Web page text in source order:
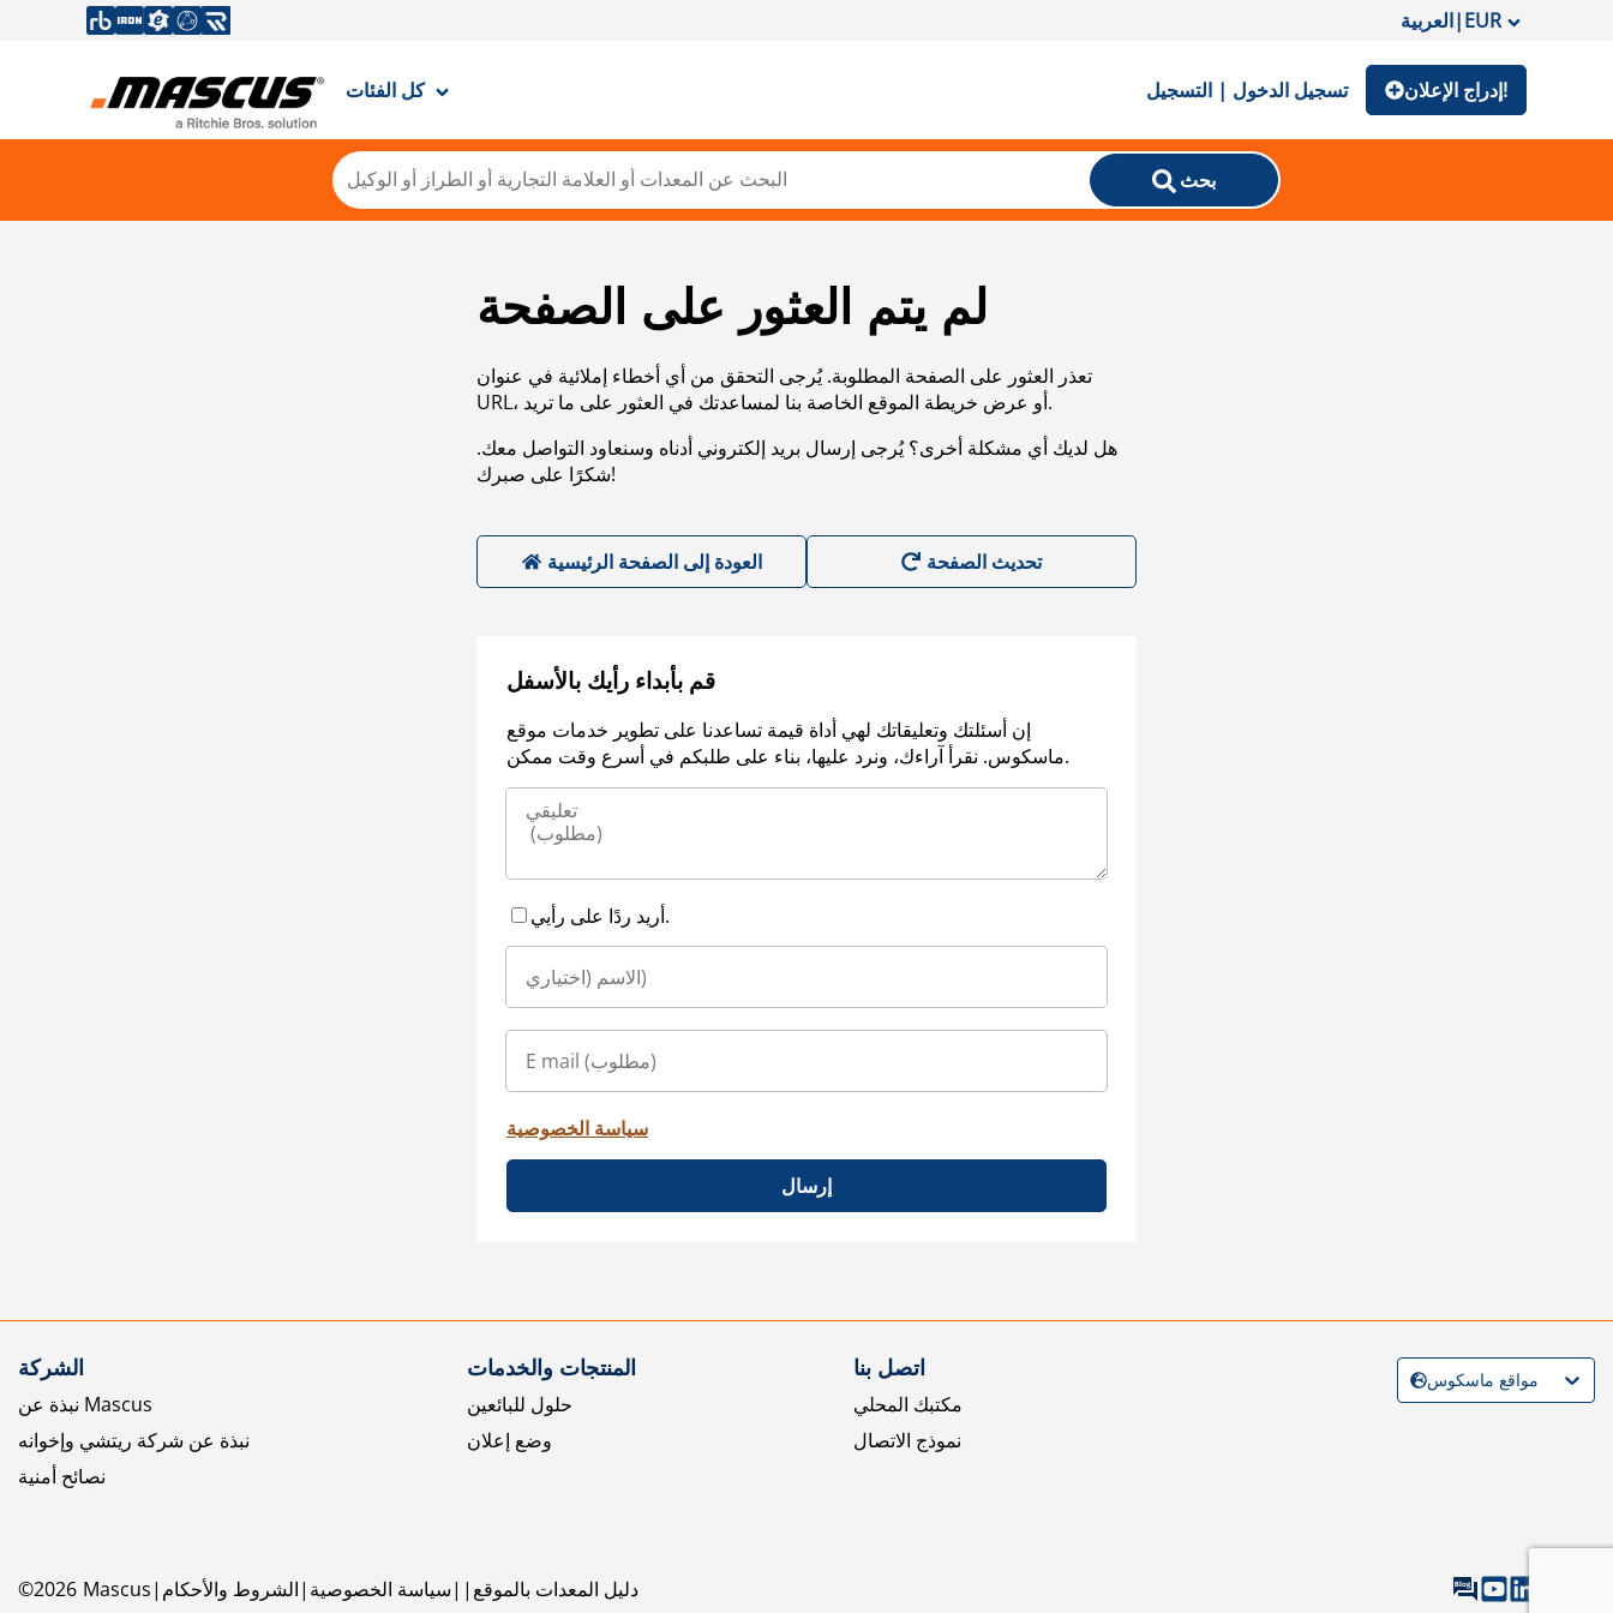
العربية|EUR
كل الفئات تسجيل الدخول | التسجيل إدراج الإعلان!
بحث
لم يتم العثور على الصفحة
تعذر العثور على الصفحة المطلوبة. يُرجى التحقق من أي أخطاء إملائية في عنوان
URL، أو عرض خريطة الموقع الخاصة بنا لمساعدتك في العثور على ما تريد.
هل لديك أي مشكلة أخرى؟ يُرجى إرسال بريد إلكتروني أدناه وسنعاود التواصل معك.
شكرًا على صبرك!
العودة إلى الصفحة الرئيسية
قم بأبداء رأيك بالأسفل
إن أسئلتك وتعليقاتك لهي أداة قيمة تساعدنا على تطوير خدمات موقع
ماسكوس. نقرأ آراءك، ونرد عليها، بناء على طلبكم في أسرع وقت ممكن.
أريد ردًا على رأيي.
سياسة الخصوصية
إرسال
الشركة
نبذة عن Mascus
نبذة عن شركة ريتشي وإخوانه
نصائح أمنية
المنتجات والخدمات
حلول للبائعين
وضع إعلان
اتصل بنا
مكتبك المحلي
نموذج الاتصال
©2026 Mascus الشروط والأحكام سياسة الخصوصية دليل المعدات بالموقع
مواقع ماسكوس